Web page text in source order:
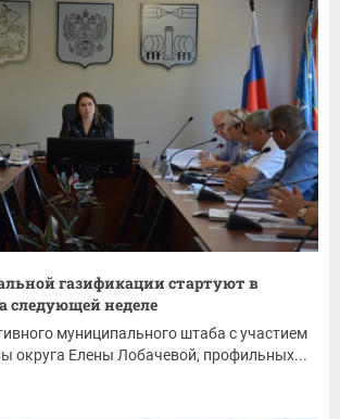
газификации стартуют в
следующей неделе
муниципального штаба с участием
округа Елены Лобачевой, профильных...